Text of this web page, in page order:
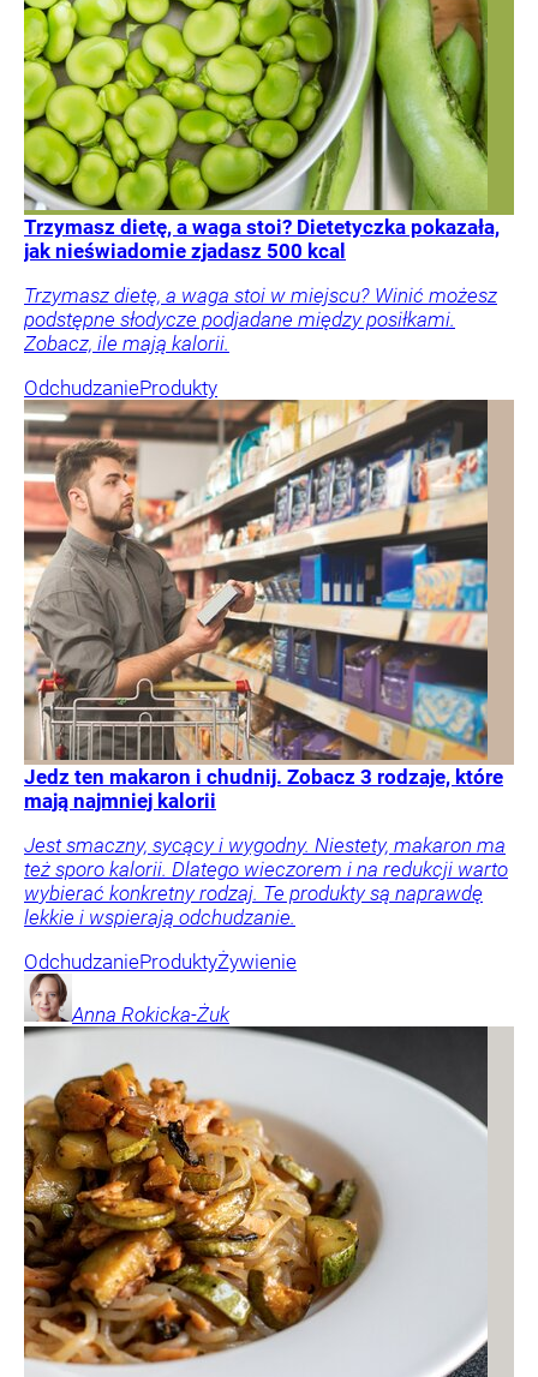
Trzymasz dietę, a waga stoi? Dietetyczka pokazała,
jak nieświadomie zjadasz 500 kcal
Trzymasz dietę, a waga stoi w miejscu? Winić możesz
podstępne słodycze podjadane między posiłkami.
Zobacz, ile mają kalorii.
OdchudzanieProdukty
Jedz ten makaron i chudnij. Zobacz 3 rodzaje, które
mają najmniej kalorii
Jest smaczny, sycący i wygodny. Niestety, makaron ma
też sporo kalorii. Dlatego wieczorem i na redukcji warto
wybierać konkretny rodzaj. Te produkty są naprawdę
lekkie i wspierają odchudzanie.
OdchudzanieProduktyŻywienie
Anna Rokicka-Żuk